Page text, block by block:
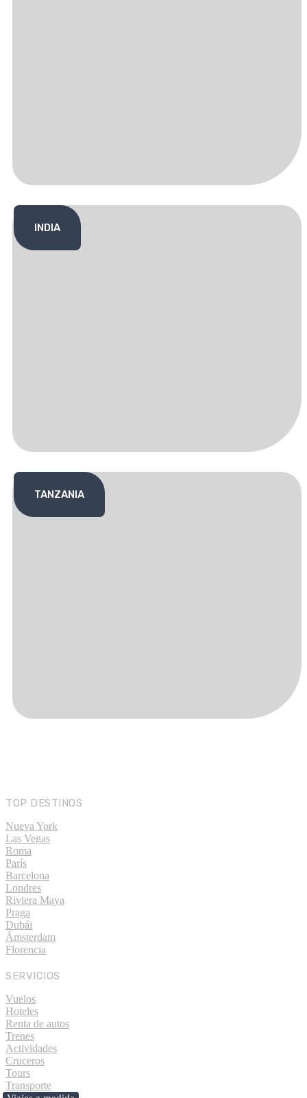
INDIA
TANZANIA
TOP DESTINOS
Nueva York
Las Vegas
Roma
París
Barcelona
Londres
Riviera Maya
Praga
Dubái
Ámsterdam
Florencia
SERVICIOS
Vuelos
Hoteles
Renta de autos
Trenes
Actividades
Cruceros
Tours
Transporte